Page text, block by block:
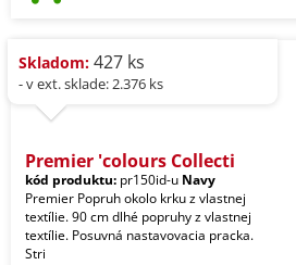
Skladom: 427 ks
- v ext. sklade: 2.376 ks
Premier 'colours Collecti
kód produktu: pr150id-u Navy
Premier Popruh okolo krku z vlastnej
textílie. 90 cm dlhé popruhy z vlastnej
textílie. Posuvná nastavovacia pracka.
Stri